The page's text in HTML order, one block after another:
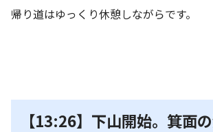
帰り道はゆっくり休憩しながらです。
【13:26】下山開始。箕面